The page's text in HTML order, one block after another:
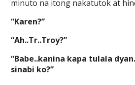
minuto na itong nakatutok at
“Karen?”
“Ah..Tr..Troy?”
“Babe..kanina kapa tulala
sinabi ko?”